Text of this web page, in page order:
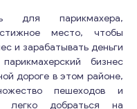
для парикмахера,
место, чтобы
и зарабатывать деньги
бизнес
дороге в этом районе,
пешеходов и
добраться на